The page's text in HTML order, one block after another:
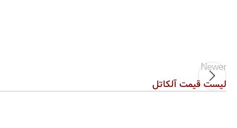
Newer
لیست قیمت آلکاتل